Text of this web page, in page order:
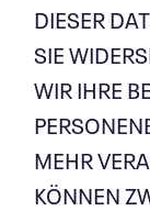
DIESER
SIE
WIR IHRE
MEHR
KÖNNEN